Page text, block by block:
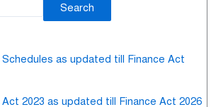
Search
Schedules as updated till Finance Act
Act 2023 as updated till Finance Act 2026